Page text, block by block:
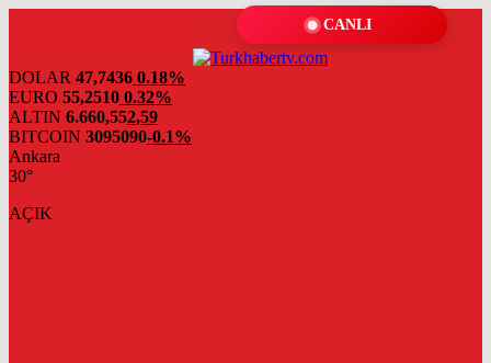
DOLAR 47,7436 0.18%
EURO 55,2510 0.32%
ALTIN 6.660,552,59
BITCOIN 3095090-0.1%
Ankara
30°
AÇIK
CANLI